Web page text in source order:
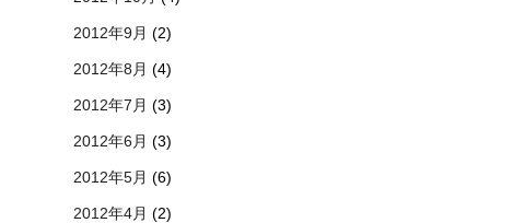
2012年9月 (2)
2012年8月 (4)
2012年7月 (3)
2012年6月 (3)
2012年5月 (6)
2012年4月 (2)